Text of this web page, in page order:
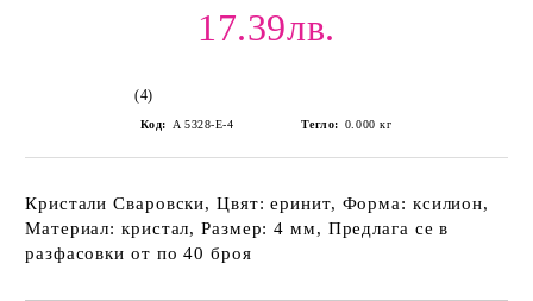
17.39лв.
(4)
Код: A 5328-E-4 Тегло: 0.000 кг
Кристали Сваровски, Цвят: еринит, Форма: ксилион,
Материал: кристал, Размер: 4 мм, Предлага се в
разфасовки от по 40 броя